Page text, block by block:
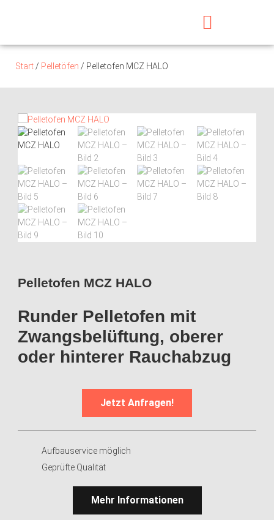
Start / Pelletöfen / Pelletofen MCZ HALO
Pelletofen MCZ HALO
Runder Pelletofen mit
Zwangsbelüftung, oberer
oder hinterer Rauchabzug
Jetzt Anfragen!
Aufbauservice möglich
Geprüfte Qualität
Mehr Informationen